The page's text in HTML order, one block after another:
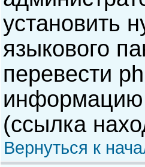
установить
языкового
перевести
информацию
(ссылка
Вернуться к